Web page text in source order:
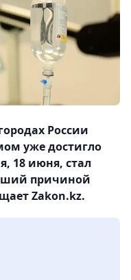
России
уже достигло
18 июня, стал
причиной
Zakon.kz.